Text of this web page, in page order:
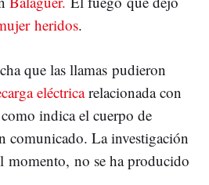
heridos.
que las llamas pudieron
eléctricarelacionada con
indica el cuerpo de
comunicado. La investigación
momento, no se ha producido